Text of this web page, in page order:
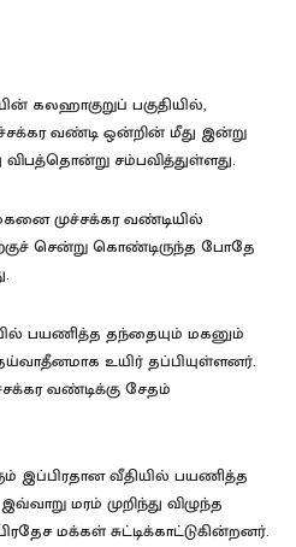
கலஹாகுறுப் பகுதியில்,
வண்டி ஒன்றின் மீது இன்று
விபத்தொன்று சம்பவித்துள்ளது.
முச்சக்கர வண்டியில்
சென்று கொண்டிருந்த போதே
பயணித்த தந்தையும் மகனும்
உயிர் தப்பியுள்ளனர்.
வண்டிக்கு சேதம்
இப்பிரதான வீதியில் பயணித்த
மரம் முறிந்து விழுந்த
மக்கள் சுட்டிக்காட்டுகின்றனர்.